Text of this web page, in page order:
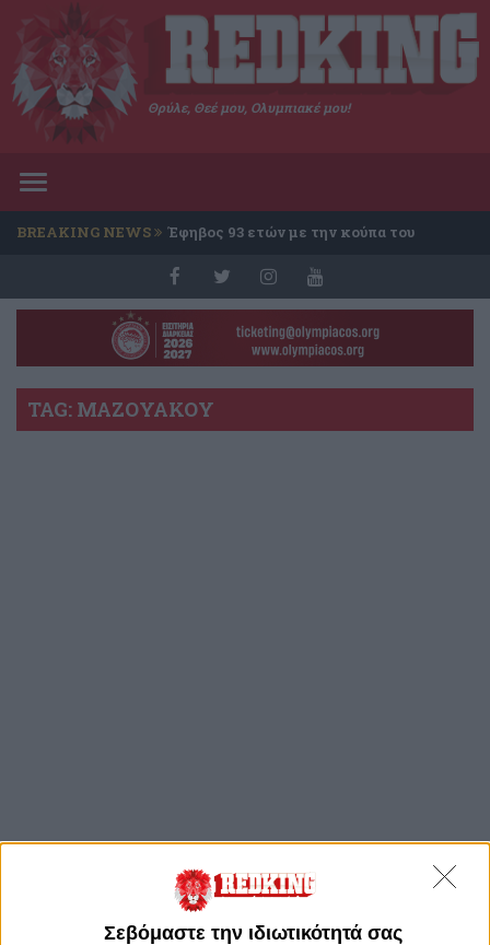
Σεβόμαστε την ιδιωτικότητά σας
Θρύλε, Θεέ μου, Ολυμπιακέ μου!
Toggle
BREAKING NEWS Έφηβος 93 ετών με την κούπα του
TAG: ΜΑΖΟΥΑΚΟΥ